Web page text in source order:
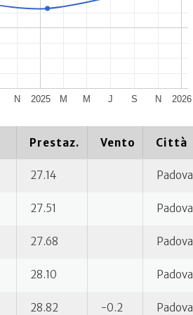
2025 2026
N M M J S N
Prestaz. Vento Città
27.14 Padova
27.51 Padova
27.68 Padova
28.10 Padova
28.82 -0.2 Padova